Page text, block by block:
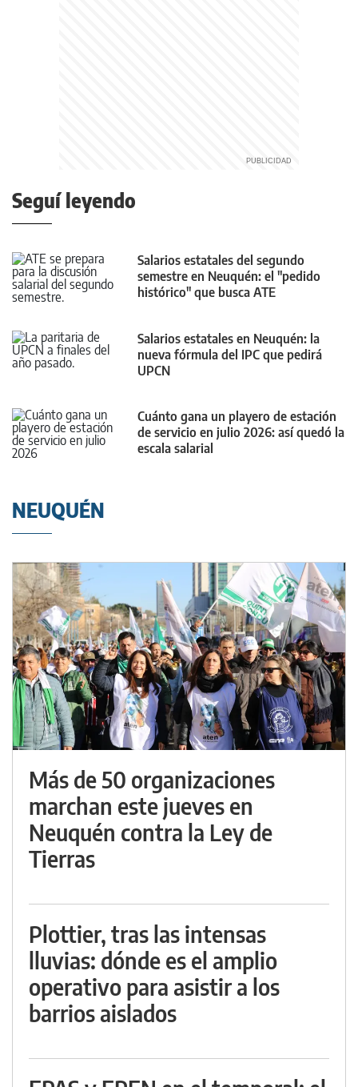
Seguí leyendo
Salarios estatales del segundo
semestre en Neuquén: el "pedido
histórico" que busca ATE
Salarios estatales en Neuquén: la
nueva fórmula del IPC que pedirá
UPCN
Cuánto gana un playero de estación
de servicio en julio 2026: así quedó la
escala salarial
NEUQUÉN
Más de 50 organizaciones
marchan este jueves en
Neuquén contra la Ley de
Tierras
Plottier, tras las intensas
lluvias: dónde es el amplio
operativo para asistir a los
barrios aislados